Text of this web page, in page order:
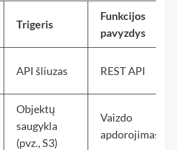
Trigeris
Funkcijos
pavyzdys
API šliuzas REST API
Objektų
saugykla
(pvz., S3)
Vaizdo
apdorojimas